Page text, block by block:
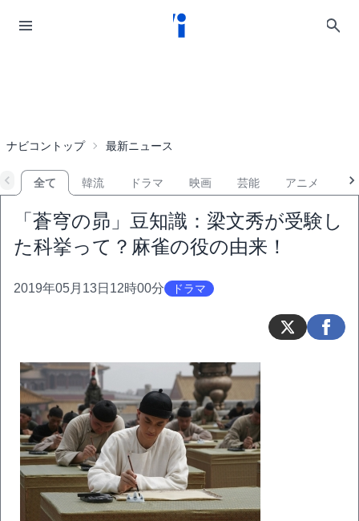
ナビコントップ 最新ニュース
全て 韓流 ドラマ 映画 芸能 アニメ
「蒼穹の昴」豆知識：梁文秀が受験し
た科挙って？麻雀の役の由来！
2019年05月13日12時00分 ドラマ